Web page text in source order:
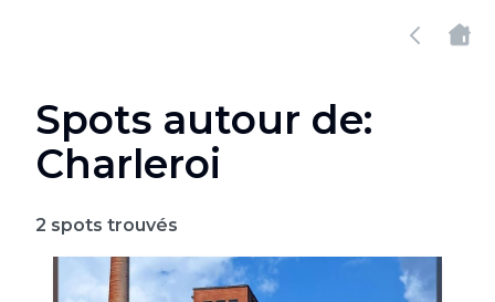
Spots autour de:
Charleroi
2 spots trouvés